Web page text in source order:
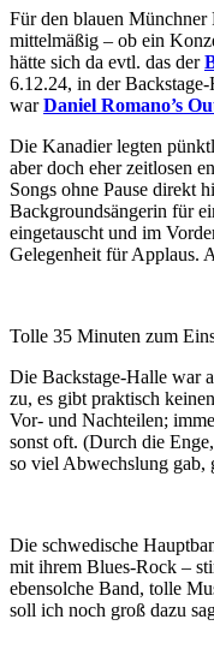
Für den blauen
mittelmäßig – ob ein
hätte sich da evtl. das der
6.12.24, in der
warDaniel Romano’s
Die Kanadier legten
aber doch eher zeitlosen
Songs ohne Pause direkt
Backgroundsängerin für
eingetauscht und im
Gelegenheit für Applaus.
Tolle 35 Minuten zum
Die Backstage-Halle war
zu, es gibt praktisch
Vor- und Nachteilen;
sonst oft. (Durch die
so viel Abwechslung gab,
Die schwedische
mit ihrem Blues-Rock –
ebensolche Band, tolle
soll ich noch groß dazu